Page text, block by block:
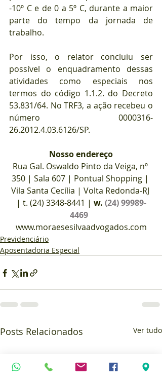
-10º C e de 0 a 5º C, durante a maior
parte do tempo da jornada de
trabalho.
Por isso, o relator concluiu ser
possível o enquadramento dessas
atividades como especiais nos
termos do código 1.1.2. do Decreto
53.831/64. No TRF3, a ação recebeu o
número 0000316-
26.2012.4.03.6126/SP.
Nosso endereço
Rua Gal. Oswaldo Pinto da Veiga, nº
350 | Sala 607 | Pontual Shopping |
Vila Santa Cecília | Volta Redonda-RJ
| t. (24) 3348-8441 | w. (24) 99989-
4469
www.moraesesilvaadvogados.com
Previdenciário
Aposentadoria Especial
Posts Relacionados Ver tudo